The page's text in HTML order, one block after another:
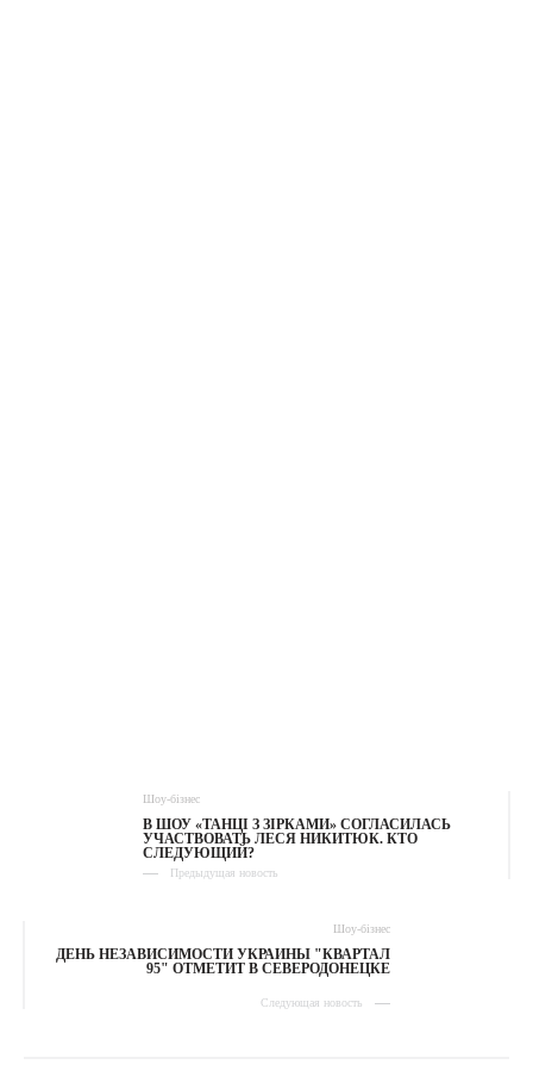
Шоу-бізнес
В ШОУ «ТАНЦІ З ЗІРКАМИ» СОГЛАСИЛАСЬ
УЧАСТВОВАТЬ ЛЕСЯ НИКИТЮК. КТО
СЛЕДУЮЩИЙ?
Предыдущая новость
Шоу-бізнес
ДЕНЬ НЕЗАВИСИМОСТИ УКРАИНЫ "КВАРТАЛ
95" ОТМЕТИТ В СЕВЕРОДОНЕЦКЕ
Следующая новость